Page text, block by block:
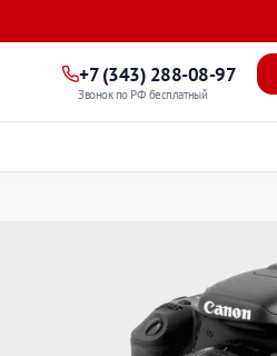
+7 (343) 288-08-97
Звонок по РФ бесплатный